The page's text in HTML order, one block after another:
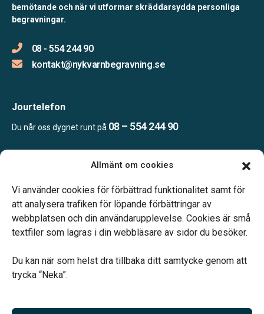
Allmänt om cookies
Vi använder cookies för förbättrad funktionalitet samt för
att analysera trafiken för löpande förbättringar av
webbplatsen och din användarupplevelse. Cookies är små
textfiler som lagras i din webbläsare av sidor du besöker.
Du kan när som helst dra tillbaka ditt samtycke genom att
trycka “Neka”.
bemötande och när vi utformar skräddarsydda personliga
begravningar.
08 - 554 244 90
kontakt@nykvarnbegravning.se
Jourtelefon
Du når oss dygnet runt på 08 – 554 244 90
Mån & Ons: 13.30 – 16.30
Annan tid efter överenskommelse